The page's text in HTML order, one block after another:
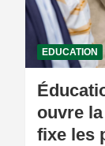
EDUCATION
ouvre
fixe les